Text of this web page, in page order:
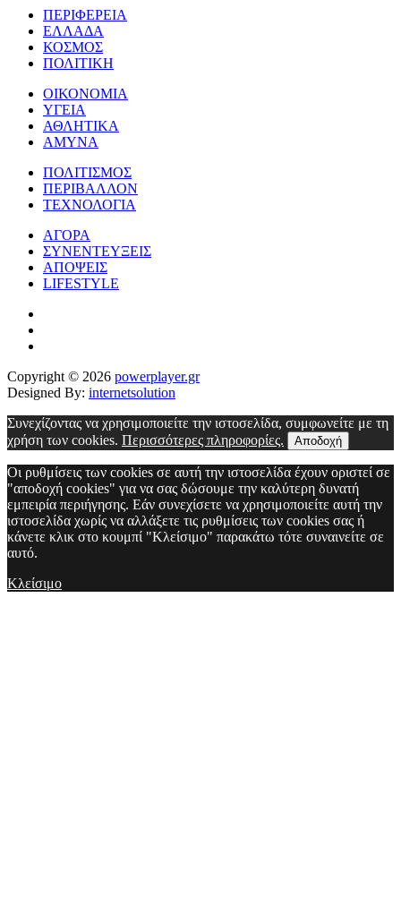
ΠΕΡΙΦΕΡΕΙΑ
ΕΛΛΑΔΑ
ΚΟΣΜΟΣ
ΠΟΛΙΤΙΚΗ
ΟΙΚΟΝΟΜΙΑ
ΥΓΕΙΑ
ΑΘΛΗΤΙΚΑ
ΑΜΥΝΑ
ΠΟΛΙΤΙΣΜΟΣ
ΠΕΡΙΒΑΛΛΟΝ
ΤΕΧΝΟΛΟΓΙΑ
ΑΓΟΡΑ
ΣΥΝΕΝΤΕΥΞΕΙΣ
ΑΠΟΨΕΙΣ
LIFESTYLE
Copyright © 2026 powerplayer.gr
Designed By: internetsolution
Συνεχίζοντας να χρησιμοποιείτε την ιστοσελίδα, συμφωνείτε με τη
χρήση των cookies. Περισσότερες πληροφορίες. Αποδοχή
Οι ρυθμίσεις των cookies σε αυτή την ιστοσελίδα έχουν οριστεί σε
"αποδοχή cookies" για να σας δώσουμε την καλύτερη δυνατή
εμπειρία περιήγησης. Εάν συνεχίσετε να χρησιμοποιείτε αυτή την
ιστοσελίδα χωρίς να αλλάξετε τις ρυθμίσεις των cookies σας ή
κάνετε κλικ στο κουμπί "Κλείσιμο" παρακάτω τότε συναινείτε σε
αυτό.
Κλείσιμο